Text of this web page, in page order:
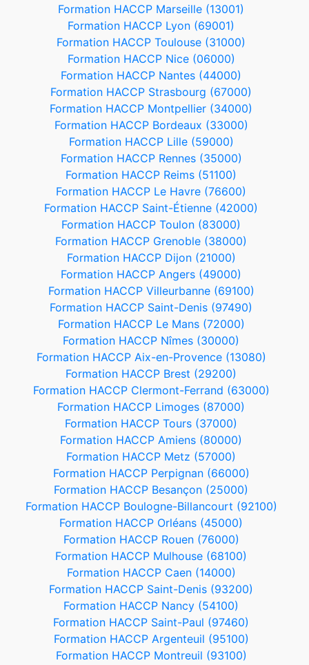
Formation HACCP Marseille (13001)
Formation HACCP Lyon (69001)
Formation HACCP Toulouse (31000)
Formation HACCP Nice (06000)
Formation HACCP Nantes (44000)
Formation HACCP Strasbourg (67000)
Formation HACCP Montpellier (34000)
Formation HACCP Bordeaux (33000)
Formation HACCP Lille (59000)
Formation HACCP Rennes (35000)
Formation HACCP Reims (51100)
Formation HACCP Le Havre (76600)
Formation HACCP Saint-Étienne (42000)
Formation HACCP Toulon (83000)
Formation HACCP Grenoble (38000)
Formation HACCP Dijon (21000)
Formation HACCP Angers (49000)
Formation HACCP Villeurbanne (69100)
Formation HACCP Saint-Denis (97490)
Formation HACCP Le Mans (72000)
Formation HACCP Nîmes (30000)
Formation HACCP Aix-en-Provence (13080)
Formation HACCP Brest (29200)
Formation HACCP Clermont-Ferrand (63000)
Formation HACCP Limoges (87000)
Formation HACCP Tours (37000)
Formation HACCP Amiens (80000)
Formation HACCP Metz (57000)
Formation HACCP Perpignan (66000)
Formation HACCP Besançon (25000)
Formation HACCP Boulogne-Billancourt (92100)
Formation HACCP Orléans (45000)
Formation HACCP Rouen (76000)
Formation HACCP Mulhouse (68100)
Formation HACCP Caen (14000)
Formation HACCP Saint-Denis (93200)
Formation HACCP Nancy (54100)
Formation HACCP Saint-Paul (97460)
Formation HACCP Argenteuil (95100)
Formation HACCP Montreuil (93100)